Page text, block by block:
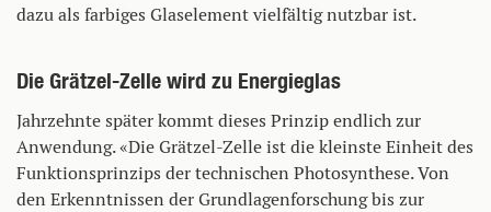
dazu als farbiges Glaselement vielfältig nutzbar ist.
Die Grätzel-Zelle wird zu Energieglas
Jahrzehnte später kommt dieses Prinzip endlich zur
Anwendung. «Die Grätzel-Zelle ist die kleinste Einheit des
Funktionsprinzips der technischen Photosynthese. Von
den Erkenntnissen der Grundlagenforschung bis zur